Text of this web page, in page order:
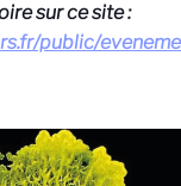
sur ce site :
public/